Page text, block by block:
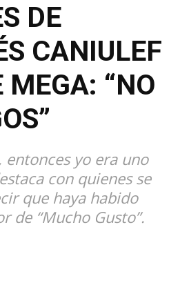
DE
CANIULEF
MEGA: “NO
entonces yo era uno
con quienes se
que haya habido
de “Mucho Gusto”.